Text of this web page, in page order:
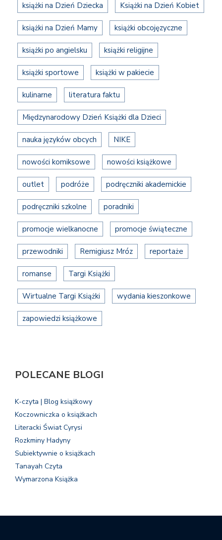
książki na Dzień Dziecka Książki na Dzień Kobiet
książki na Dzień Mamy książki obcojęzyczne
książki po angielsku książki religijne
książki sportowe książki w pakiecie
kulinarne literatura faktu
Międzynarodowy Dzień Książki dla Dzieci
nauka języków obcych NIKE
nowości komiksowe nowości książkowe
outlet podróże podręczniki akademickie
podręczniki szkolne poradniki
promocje wielkanocne promocje świąteczne
przewodniki Remigiusz Mróz reportaże
romanse Targi Książki
Wirtualne Targi Książki wydania kieszonkowe
zapowiedzi książkowe
POLECANE BLOGI
K-czyta | Blog książkowy
Koczowniczka o książkach
Literacki Świat Cyrysi
Rozkminy Hadyny
Subiektywnie o książkach
Tanayah Czyta
Wymarzona Książka